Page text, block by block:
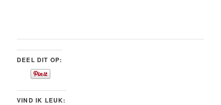
DEEL DIT OP:
VIND IK LEUK: